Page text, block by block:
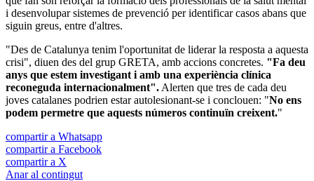
i desenvolupar sistemes de prevenció per identificar casos abans que
siguin greus, entre d'altres.
"Des de Catalunya tenim l'oportunitat de liderar la resposta a aquesta
crisi", diuen des del grup GRETA, amb accions concretes. "Fa deu
anys que estem investigant i amb una experiència clínica
reconeguda internacionalment". Alerten que tres de cada deu
joves catalanes podrien estar autolesionant-se i conclouen: "No ens
podem permetre que aquests números continuïn creixent."
compartir a Whatsapp
compartir a Facebook
compartir a X
Anar al contingut